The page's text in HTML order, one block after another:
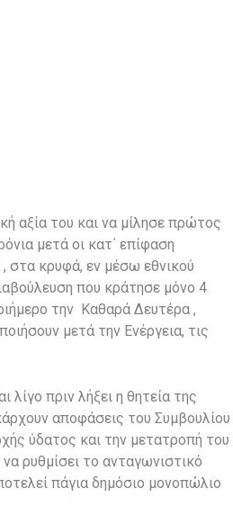
αξία του και να μίλησε πρώτος
μετά οι κατ΄ επίφαση
στα κρυφά, εν μέσω εθνικού
που κράτησε μόνο 4
την Καθαρά Δευτέρα ,
μετά την Ενέργεια, τις
πριν λήξει η θητεία της
αποφάσεις του Συμβουλίου
ύδατος και την μετατροπή του
ρυθμίσει το ανταγωνιστικό
πάγια δημόσιο μονοπώλιο